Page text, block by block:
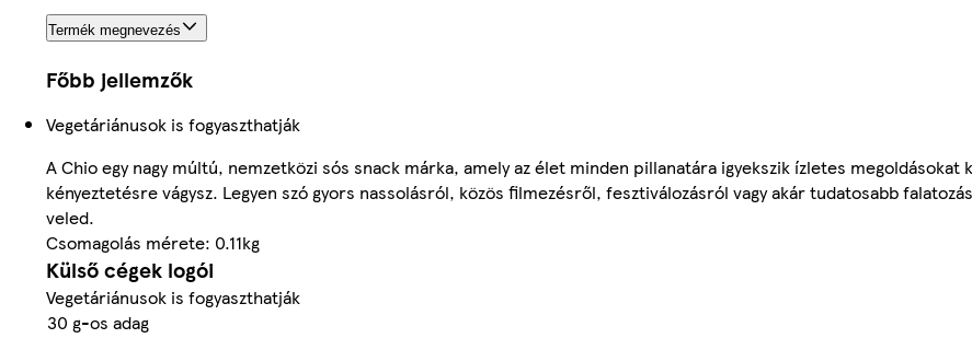
Termék megnevezés
Főbb jellemzők
Vegetáriánusok is fogyaszthatják
A Chio egy nagy múltú, nemzetközi sós snack márka, amely az élet minden pillanatára igyekszik ízletes megoldásokat
kényeztetésre vágysz. Legyen szó gyors nassolásról, közös filmezésről, fesztiválozásról vagy akár tudatosabb
veled.
Csomagolás mérete: 0.11kg
Külső cégek logói
Vegetáriánusok is fogyaszthatják
30 g-os adag